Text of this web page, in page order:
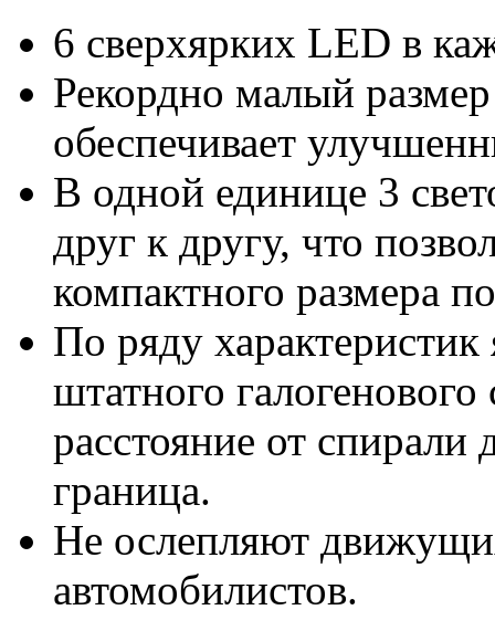
6 сверхярких LED в
Рекордно малый
обеспечивает
В одной единице 3
друг к другу, что
компактного размера
По ряду
штатного
расстояние от спирали
граница.
Не ослепляют
автомобилистов.